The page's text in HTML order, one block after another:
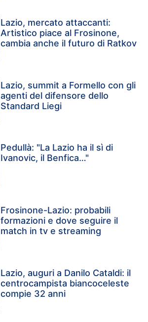
Lazio, mercato attaccanti:
Artistico piace al Frosinone,
cambia anche il futuro di Ratkov
Lazio, summit a Formello con gli
agenti del difensore dello
Standard Liegi
Pedullà: "La Lazio ha il sì di
Ivanovic, il Benfica…"
Frosinone-Lazio: probabili
formazioni e dove seguire il
match in tv e streaming
Lazio, auguri a Danilo Cataldi: il
centrocampista biancoceleste
compie 32 anni